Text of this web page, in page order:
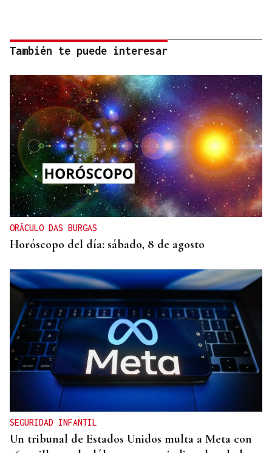
También te puede interesar
ORÁCULO DAS BURGAS
Horóscopo del día: sábado, 8 de agosto
SEGURIDAD INFANTIL
Un tribunal de Estados Unidos multa a Meta con